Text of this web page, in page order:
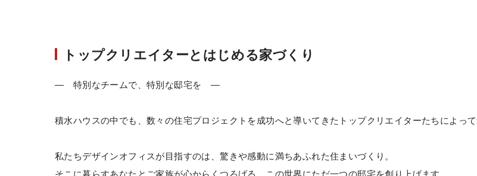
トップクリエイターとはじめる家づくり
― 特別なチームで、特別な邸宅を ―
積水ハウスの中でも、数々の住宅プロジェクトを成功へと導いてきたトップクリエイターたちによっ
私たちデザインオフィスが目指すのは、驚きや感動に満ちあふれた住まいづくり。
そこに暮らすあなたとご家族が心からくつろげる、この世界にただ一つの邸宅を創り上げます。